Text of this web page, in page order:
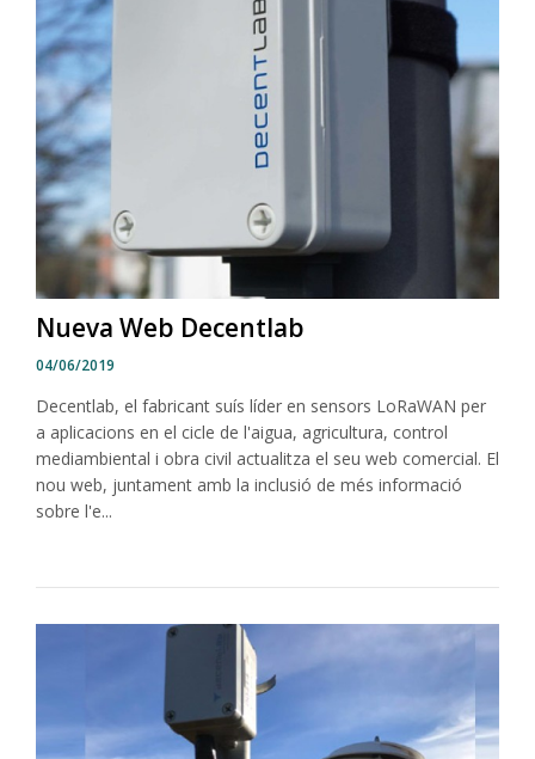
Nueva Web Decentlab
04/06/2019
Decentlab, el fabricant suís líder en sensors LoRaWAN per
a aplicacions en el cicle de l'aigua, agricultura, control
mediambiental i obra civil actualitza el seu web comercial. El
nou web, juntament amb la inclusió de més informació
sobre l'e...